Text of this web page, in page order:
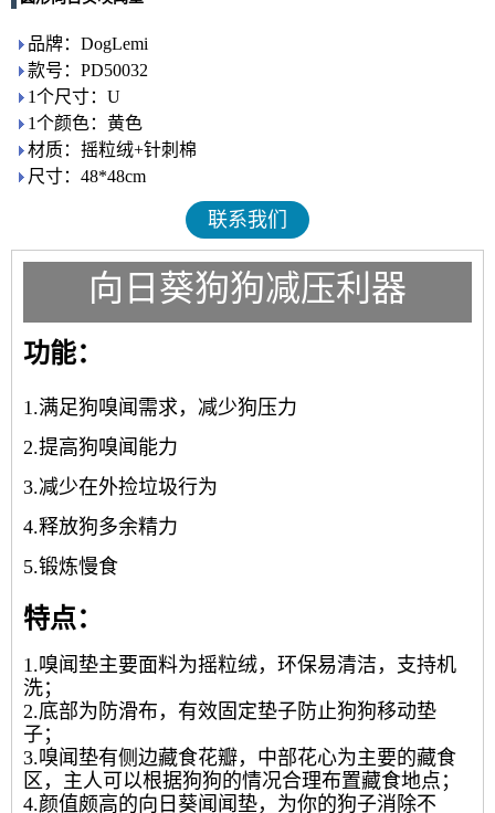
品牌：DogLemi
款号：PD50032
1个尺寸：U
1个颜色：黄色
材质：摇粒绒+针刺棉
尺寸：48*48cm
联系我们
向日葵狗狗减压利器
功能：
1.满足狗嗅闻需求，减少狗压力
2.提高狗嗅闻能力
3.减少在外捡垃圾行为
4.释放狗多余精力
5.锻炼慢食
特点：
1.嗅闻垫主要面料为摇粒绒，环保易清洁，支持机
洗；
2.底部为防滑布，有效固定垫子防止狗狗移动垫
子；
3.嗅闻垫有侧边藏食花瓣，中部花心为主要的藏食
区，主人可以根据狗狗的情况合理布置藏食地点；
4.颜值颇高的向日葵闻闻垫，为你的狗子消除不